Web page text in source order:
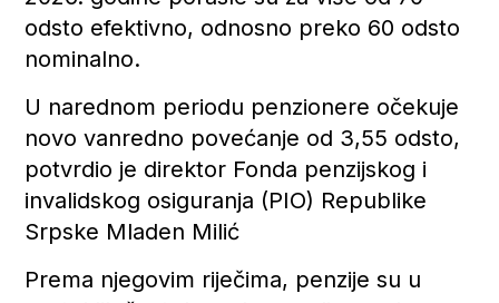
odsto efektivno, odnosno preko 60 odsto
nominalno.
U narednom periodu penzionere očekuje
novo vanredno povećanje od 3,55 odsto,
potvrdio je direktor Fonda penzijskog i
invalidskog osiguranja (PIO) Republike
Srpske Mladen Milić
Prema njegovim riječima, penzije su u